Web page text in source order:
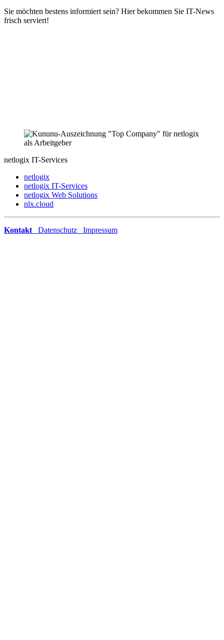
Sie möchten bestens informiert sein? Hier bekommen Sie IT-News
frisch serviert!
netlogix IT-Services
netlogix
netlogix IT-Services
netlogix Web Solutions
nlx.cloud
Kontakt Datenschutz Impressum